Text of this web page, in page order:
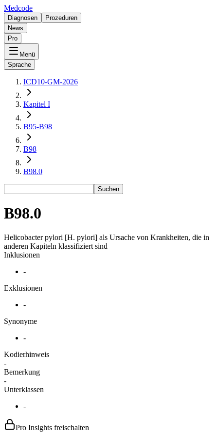
Medcode
Diagnosen
Prozeduren
News
Pro
Menü
Sprache
ICD10-GM-2026
Kapitel I
B95-B98
B98
B98.0
Suchen
B98.0
Helicobacter pylori [H. pylori] als Ursache von Krankheiten, die in
anderen Kapiteln klassifiziert sind
Inklusionen
-
Exklusionen
-
Synonyme
-
Kodierhinweis
-
Bemerkung
-
Unterklassen
-
Pro Insights freischalten